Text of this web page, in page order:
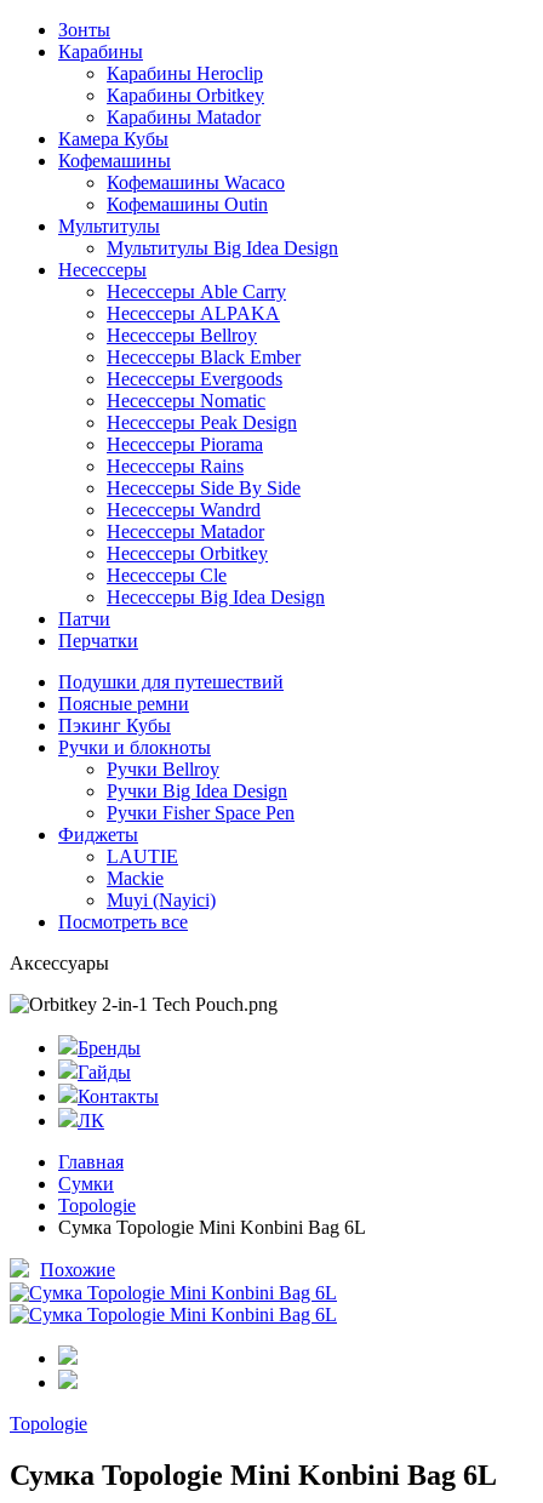
Зонты
Карабины
Карабины Heroclip
Карабины Orbitkey
Карабины Matador
Камера Кубы
Кофемашины
Кофемашины Wacaco
Кофемашины Outin
Мультитулы
Мультитулы Big Idea Design
Несессеры
Несессеры Able Carry
Несессеры ALPAKA
Несессеры Bellroy
Несессеры Black Ember
Несессеры Evergoods
Несессеры Nomatic
Несессеры Peak Design
Несессеры Piorama
Несессеры Rains
Несессеры Side By Side
Несессеры Wandrd
Несессеры Matador
Несессеры Orbitkey
Несессеры Cle
Несессеры Big Idea Design
Патчи
Перчатки
Подушки для путешествий
Поясные ремни
Пэкинг Кубы
Ручки и блокноты
Ручки Bellroy
Ручки Big Idea Design
Ручки Fisher Space Pen
Фиджеты
LAUTIE
Mackie
Muyi (Nayici)
Посмотреть все
Аксессуары
Бренды
Гайды
Контакты
ЛК
Главная
Сумки
Topologie
Сумка Topologie Mini Konbini Bag 6L
Похожие
Topologie
Сумка Topologie Mini Konbini Bag 6L